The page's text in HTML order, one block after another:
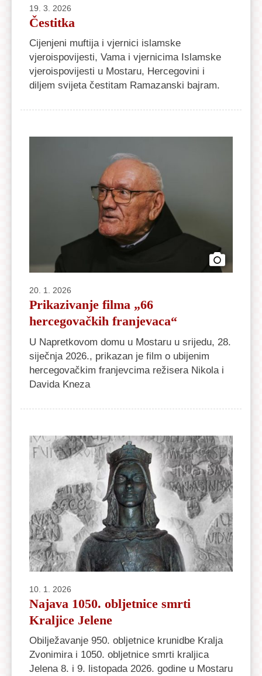
19. 3. 2026
Čestitka
Cijenjeni muftija i vjernici islamske
vjeroispovijesti, Vama i vjernicima Islamske
vjeroispovijesti u Mostaru, Hercegovini i
diljem svijeta čestitam Ramazanski bajram.
20. 1. 2026
Prikazivanje filma „66
hercegovačkih franjevaca“
U Napretkovom domu u Mostaru u srijedu, 28.
siječnja 2026., prikazan je film o ubijenim
hercegovačkim franjevcima režisera Nikola i
Davida Kneza
10. 1. 2026
Najava 1050. obljetnice smrti
Kraljice Jelene
Obilježavanje 950. obljetnice krunidbe Kralja
Zvonimira i 1050. obljetnice smrti kraljica
Jelena 8. i 9. listopada 2026. godine u Mostaru